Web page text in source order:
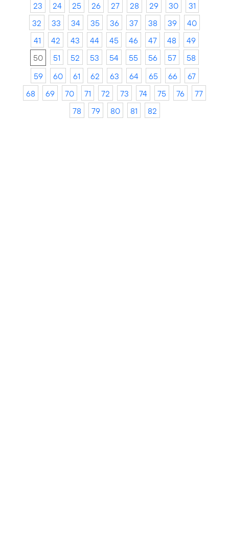
23
24 25 26 27 28 29 30
31
32
33 34 35 36 37 38 39
40
41
42 43 44 45 46 47 48
49
50
51 52 53 54 55 56 57
58
59
60 61 62 63 64 65 66
67
68
69 70 71 72 73 74 75 76
77
78
79 80 81 82